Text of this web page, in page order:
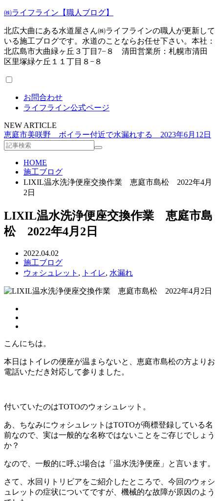
㈱ライフライン【職人ブログ】
北広大曲にある水道屋さん㈱ライフラインの職人が更新して
いる施工ブログです。水道のことならお任せ下さい。本社：
北広島市大曲緑ヶ丘３丁目7−８ 清田営業所：札幌市清田
区里塚緑ケ丘１１丁目８−８
お問合わせ
ライフライン公式ページ
NEW ARTICLE
恵庭市美咲野 ボイラー付近で水漏れする 2023年6月12日
HOME
施工ブログ
LIXIL温水洗浄便座交換作業 恵庭市島松 2022年4月
2日
LIXIL温水洗浄便座交換作業 恵庭市島
松 2022年4月2日
2022.04.02
施工ブログ
ウォシュレット , トイレ, 水漏れ
こんにちは。
本日はトイレの便座が温まらないと、恵庭市島松の方よりお
電話いただき対応して参りました。
付いていたのはTOTOのウォシュレット。
あ、ちなみにウォシュレットはTOTOが商標登録している名
前なので、実は一般的な名称ではないことをご存じでしょう
か？
なので、一般的に呼ぶ場合は「温水洗浄便座」と言います。
さて、水回りトリビアをご紹介したところで、今回のウォシ
ュレットの症状についてですが、機械的な故障が原因のよう